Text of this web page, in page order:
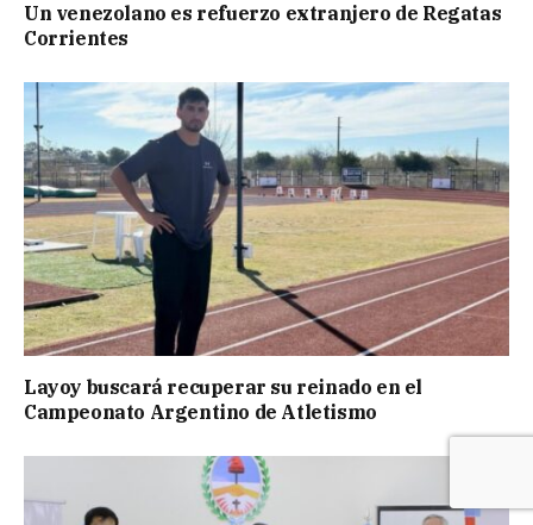
Un venezolano es refuerzo extranjero de Regatas
Corrientes
Layoy buscará recuperar su reinado en el
Campeonato Argentino de Atletismo